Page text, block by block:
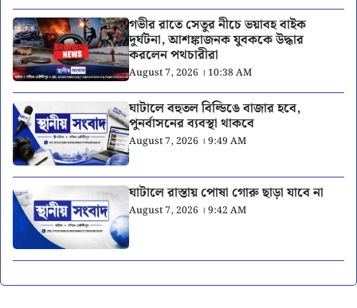
গভীর রাতে সেতুর নীচে ভয়াবহ বাইক
দুর্ঘটনা, আশঙ্কাজনক যুবককে উদ্ধার
করলেন পথচারীরা
August 7, 2026 । 10:38 AM
ঘাটালে বহুতল বিল্ডিঙে বাজার হবে,
পুনর্বাসনের ব্যবস্থা থাকবে
August 7, 2026 । 9:49 AM
ঘাটালে রাস্তায় পোষা গোরু ছাড়া যাবে না
August 7, 2026 । 9:42 AM